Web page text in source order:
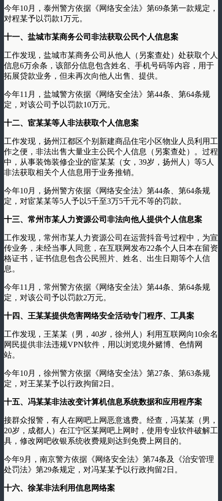
今年10月，泰州警方依据《网络安全法》第69条第一款规定，
对程某予以罚款1万元。
十一、盐城市某商务公司非法获取公民个人信息案
工作发现，盐城市某商务公司从他人（另案查处）处获取个人
信息6万余条，该部分信息包含姓名、手机号码等内容，用于
拓展贷款业务，但未再次向他人出售、提供。
今年11月，盐城警方依据《网络安全法》第44条、第64条规
定，对该公司予以罚款10万元。
十二、宦某某等人非法获取个人信息案
工作发现，扬州江都区个别新建商品住宅小区物业人员利用工
作之便，非法出售大量业主公民个人信息（另案查处）。过程
中，从事装饰装修企业的宦某某（女，39岁，扬州人）等5人
非法获取相关个人信息用于业务推销。
今年10月，扬州警方依据《网络安全法》第44条、第64条规
定，对宦某某等5人予以5千至3万5千元不等的罚款。
十三、常州市某人力资源公司非法向他人提供个人信息案
工作发现，常州市某人力资源公司在运营抖音号过程中，为宣
传业务，未经当事人同意，在互联网发布22条个人日本在留资
格证书，证书信息包含公民照片、姓名、出生日期等个人信
息。
今年11月，常州警方依据《网络安全法》第44条、第64条规
定，对该公司予以罚款2万元。
十四、王某某提供危害网络安全活动专门程序、工具案
工作发现，王某某（男，40岁，徐州人）利用互联网向10余名
网民提供非法违规VPN软件，用以浏览境外赌博、色情网
站。
今年10月，徐州警方依据《网络安全法》第27条、第63条规
定，对王某某予以行政拘留2日。
十五、冯某某非法改变计算机信息系统数据和应用程序案
接群众报警，有人在网吧上网恶意逃费。经查，冯某某（男，
20岁，成都人）在江宁区某网吧上网时，使用专业软件破解工
具，修改网吧收银系统收费规则达到免费上网目的。
今年9月，南京警方依据《网络安全法》第74条及《治安管理
处罚法》第29条规定，对冯某某予以行政拘留2日。
十六、徐某非法利用信息网络案